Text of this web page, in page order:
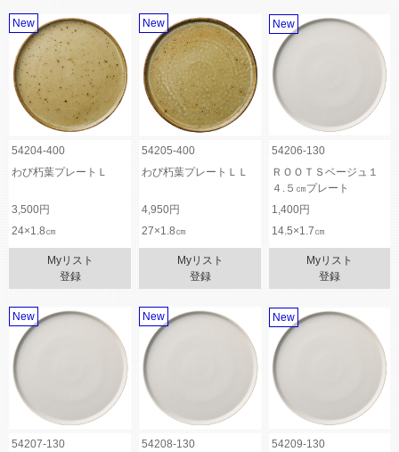
New New New
54204-400 54205-400
54206-130
わび朽葉プレートＬ
わび朽葉プレートＬＬ
ＲＯＯＴＳベージュ１
４.５㎝プレート
3,500円
4,950円
1,400円
24×1.8㎝
27×1.8㎝ 14.5×1.7㎝
Myリスト
登録
Myリスト
登録
Myリスト
登録
New New New
54207-130 54208-130
54209-130